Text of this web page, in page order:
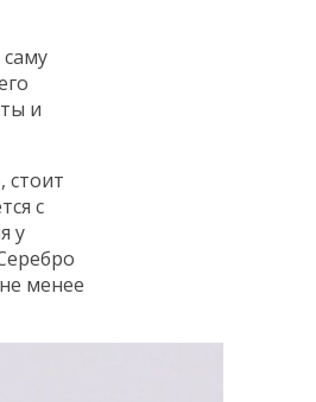
и
стоит
с
у
менее